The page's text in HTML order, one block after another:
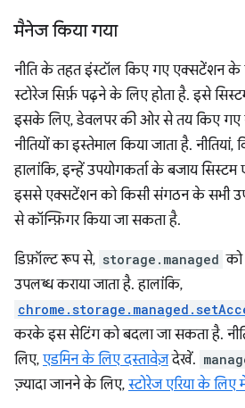
मैनेज किया गया
नीति के तहत इंस्टॉल किए गए एक्सटेंशन के
स्टोरेज सिर्फ़ पढ़ने के लिए होता है. इसे
इसके लिए, डेवलपर की ओर से तय किए गए
नीतियों का इस्तेमाल किया जाता है. नीतियां,
हालांकि, इन्हें उपयोगकर्ता के बजाय सिस्टम
इससे एक्सटेंशन को किसी संगठन के सभी
से कॉन्फ़िगर किया जा सकता है.
डिफ़ॉल्ट रूप से, storage.managed को
उपलब्ध कराया जाता है. हालांकि,
करके इस सेटिंग को बदला जा सकता है.
लिए, एडमिन के लिए दस्तावेज़देखें.
ज़्यादा जानने के लिए, स्टोरेज एरिया के लिए